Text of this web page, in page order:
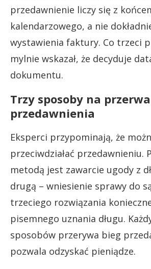
przedawnienie liczy się z
kalendarzowego, a nie
wystawienia faktury. Co trzeci
mylnie wskazał, że decyduje
dokumentu.
Trzy sposoby na
przedawnienia
Eksperci przypominają, że
przeciwdziałać przedawnieniu.
metodą jest zawarcie ugody z
drugą – wniesienie sprawy do
trzeciego rozwiązania
pisemnego uznania długu.
sposobów przerywa bieg
pozwala odzyskać pieniądze.